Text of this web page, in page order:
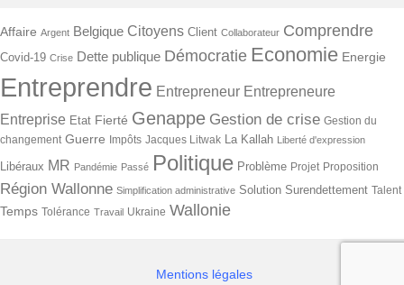
Affaire Argent Belgique Citoyens Client Collaborateur Comprendre
Covid-19 Crise Dette publique Démocratie Economie Energie
Entreprendre Entrepreneur Entrepreneure
Entreprise Etat Fierté Genappe Gestion de crise Gestion du
changement Guerre Impôts Jacques Litwak La Kallah Liberté d'expression
Libéraux MR Pandémie Passé Politique Problème Projet Proposition
Région Wallonne Simplification administrative Solution Surendettement Talent
Temps Tolérance Travail Ukraine Wallonie
Mentions légales